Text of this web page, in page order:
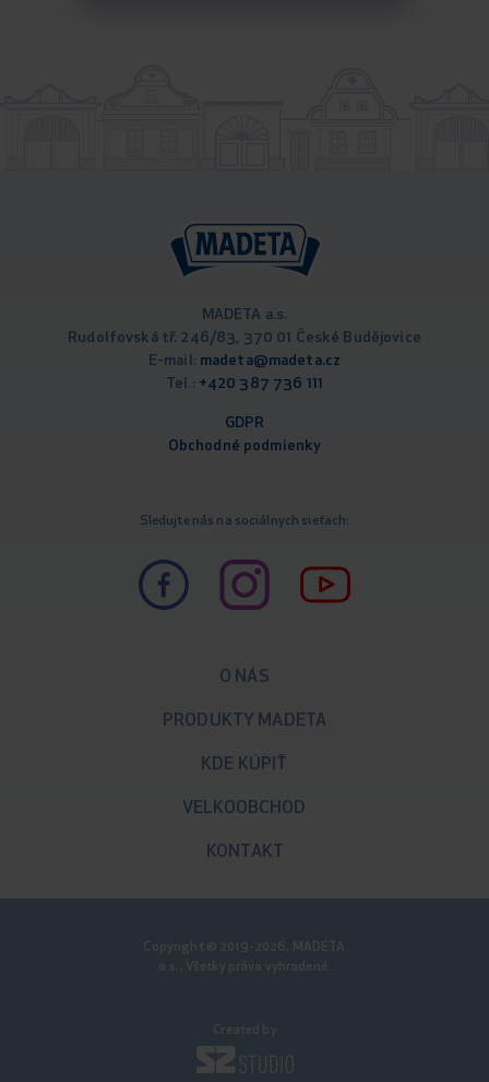
MADETA a.s.
Rudolfovská tř. 246/83, 370 01 České Budějovice
E-mail: madeta@madeta.cz
Tel.: +420 387 736 111
GDPR
Obchodné podmienky
Sledujte nás na sociálnych sieťach:
O NÁS
PRODUKTY MADETA
KDE KÚPIŤ
VELKOOBCHOD
KONTAKT
Copyright © 2019-2026, MADETA
a.s., Všetky práva vyhradené.
Created by